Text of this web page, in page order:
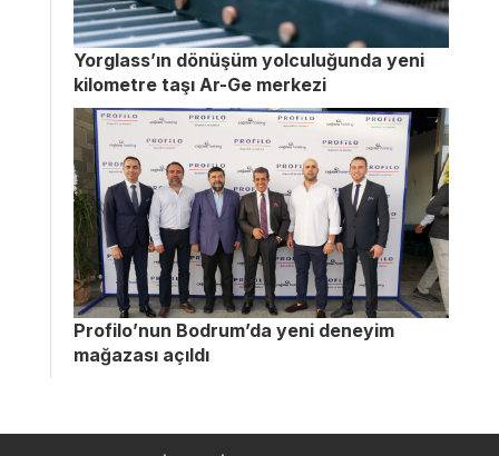
Yorglass’ın dönüşüm yolculuğunda yeni
kilometre taşı Ar-Ge merkezi
Profilo’nun Bodrum’da yeni deneyim
mağazası açıldı